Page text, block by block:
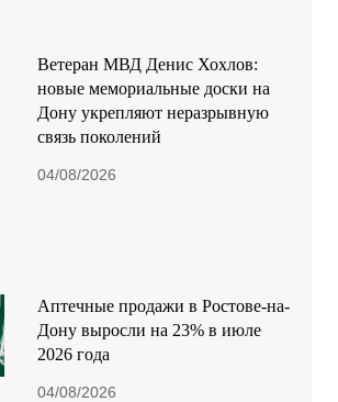
Ветеран МВД Денис Хохлов:
новые мемориальные доски на
Дону укрепляют неразрывную
связь поколений
04/08/2026
Аптечные продажи в Ростове-на-
Дону выросли на 23% в июле
2026 года
04/08/2026